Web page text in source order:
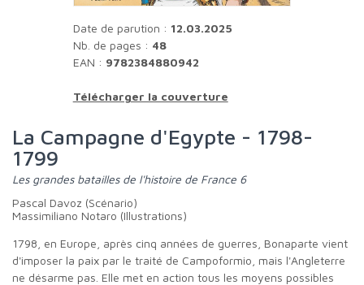
Date de parution : 12.03.2025
Nb. de pages : 48
EAN : 9782384880942
Télécharger la couverture
La Campagne d'Egypte - 1798-
1799
Les grandes batailles de l'histoire de France 6
Pascal Davoz (Scénario)
Massimiliano Notaro (Illustrations)
1798, en Europe, après cinq années de guerres, Bonaparte vient
d'imposer la paix par le traité de Campoformio, mais l'Angleterre
ne désarme pas. Elle met en action tous les moyens possibles